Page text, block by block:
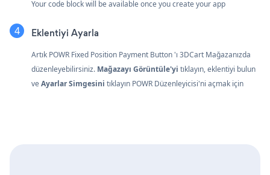
Your code block will be available once you create your app
Eklentiyi Ayarla
Artık POWR Fixed Position Payment Button 'ı 3DCart Mağazanızda
düzenleyebilirsiniz. Mağazayı Görüntüle'yi tıklayın, eklentiyi bulun
veAyarlar Simgesini tıklayın POWR Düzenleyicisi'ni açmak için